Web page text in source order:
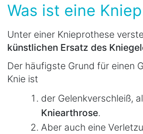
Was ist eine
Unter einer Knieprothese
künstlichen Ersatz des
Der häufigste Grund für einen
Knie ist
der Gelenkverschleiß,
Kniearthrose.
Aber auch eine